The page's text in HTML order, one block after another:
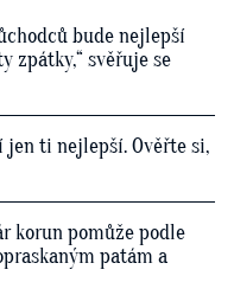
bude nejlepší
zpátky,“ svěřuje se
jen ti nejlepší. Ověřte si,
korun pomůže podle
patám a